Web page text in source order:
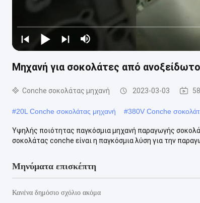
Μηχανή για σοκολάτες από
Conche σοκολάτας μηχανή 2023-03-03
#20L Conche σοκολάτας μηχανή #380V Conche
Υψηλής ποιότητας παγκόσμια μηχανή παραγωγής
σοκολάτας conche είναι η παγκόσμια λύση για την
Μηνύματα επισκέπτη
Κανένα δημόσιο σχόλιο ακόμα